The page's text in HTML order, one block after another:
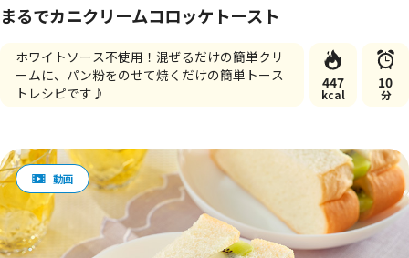
まるでカニクリームコロッケトースト
ホワイトソース不使用！混ぜるだけの簡単クリ
ームに、パン粉をのせて焼くだけの簡単トース
トレシピです♪
447
kcal
10
分